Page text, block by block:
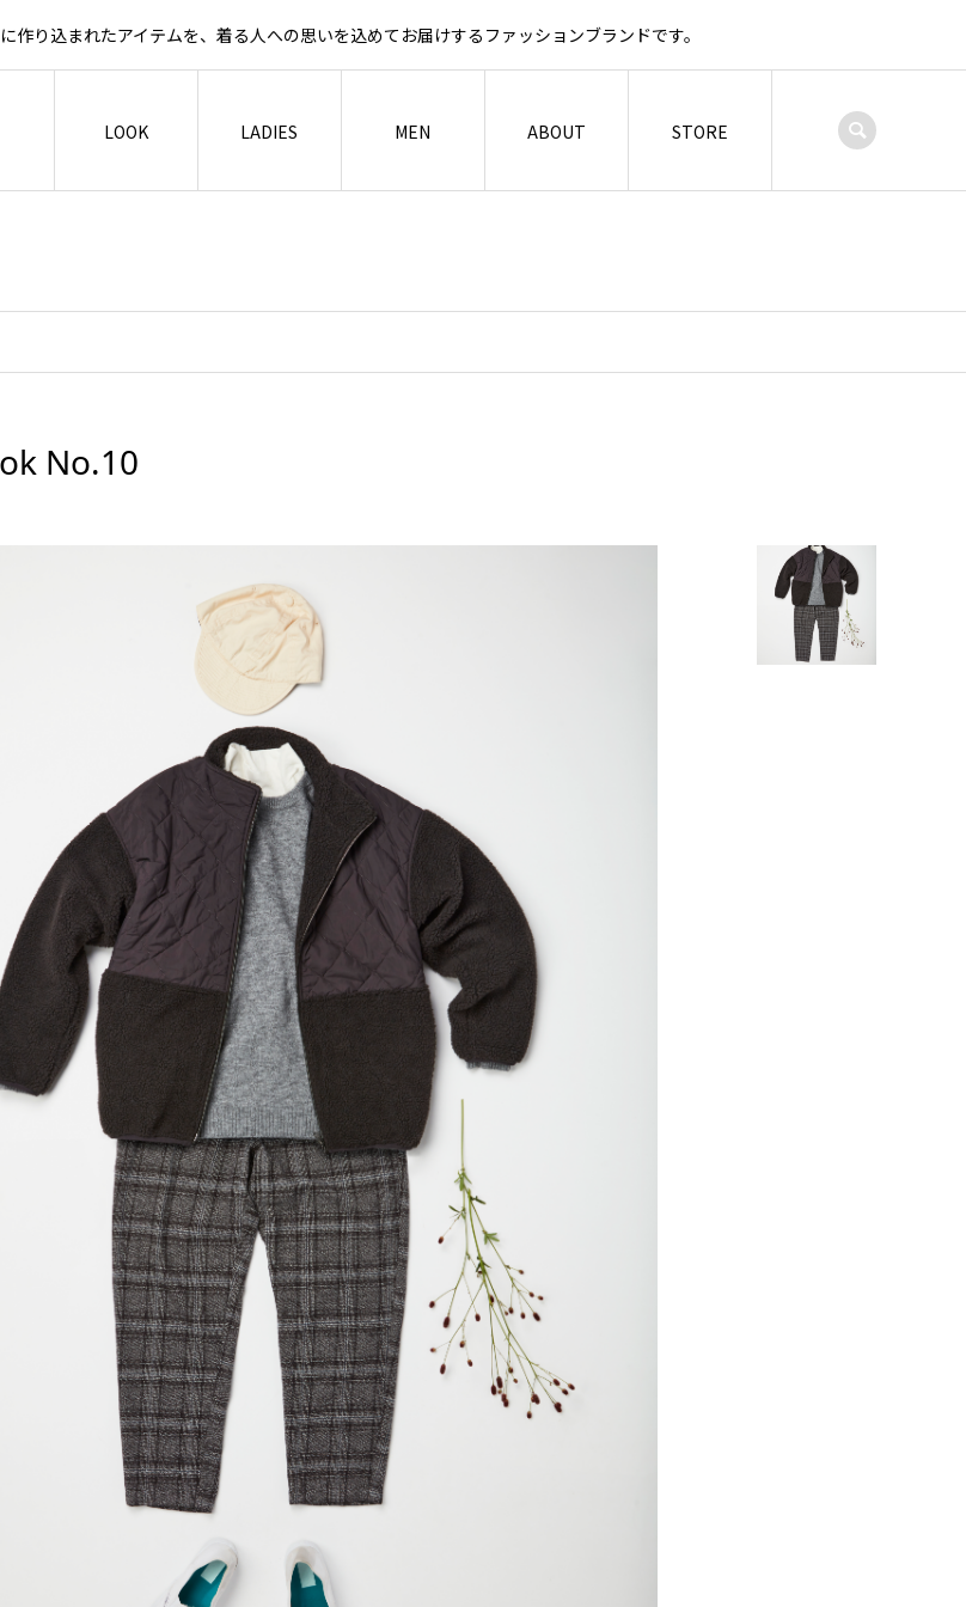
り込まれたアイテムを、着る人への思いを込めてお届けするファッションブランドです。
LOOK LADIES MEN ABOUT STORE
No.10